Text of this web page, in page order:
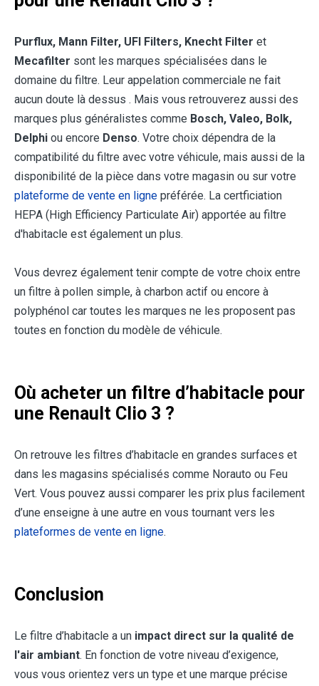
Purflux, Mann Filter, UFI Filters, Knecht Filter et
Mecafilter sont les marques spécialisées dans le
domaine du filtre. Leur appelation commerciale ne fait
aucun doute là dessus . Mais vous retrouverez aussi des
marques plus généralistes comme Bosch, Valeo, Bolk,
Delphi ou encore Denso. Votre choix dépendra de la
compatibilité du filtre avec votre véhicule, mais aussi de la
disponibilité de la pièce dans votre magasin ou sur votre
plateforme de vente en ligne préférée. La certficiation
HEPA (High Efficiency Particulate Air) apportée au filtre
d'habitacle est également un plus.
Vous devrez également tenir compte de votre choix entre
un filtre à pollen simple, à charbon actif ou encore à
polyphénol car toutes les marques ne les proposent pas
toutes en fonction du modèle de véhicule.
Où acheter un filtre d’habitacle pour
une Renault Clio 3 ?
On retrouve les filtres d’habitacle en grandes surfaces et
dans les magasins spécialisés comme Norauto ou Feu
Vert. Vous pouvez aussi comparer les prix plus facilement
d’une enseigne à une autre en vous tournant vers les
plateformes de vente en ligne.
Conclusion
Le filtre d’habitacle a un impact direct sur la qualité de
l'air ambiant. En fonction de votre niveau d’exigence,
vous vous orientez vers un type et une marque précise